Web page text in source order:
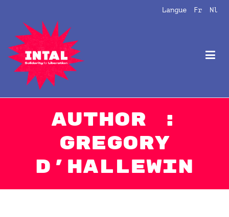
Langue Fr Nl
Intal
Globalize Solidarity!
Author :
Gregory
D'Hallewin